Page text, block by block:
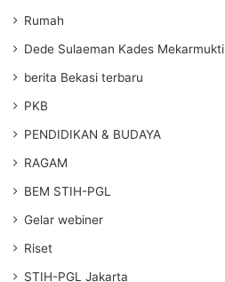
Rumah
Dede Sulaeman Kades Mekarmukti
berita Bekasi terbaru
PKB
PENDIDIKAN & BUDAYA
RAGAM
BEM STIH-PGL
Gelar webiner
Riset
STIH-PGL Jakarta